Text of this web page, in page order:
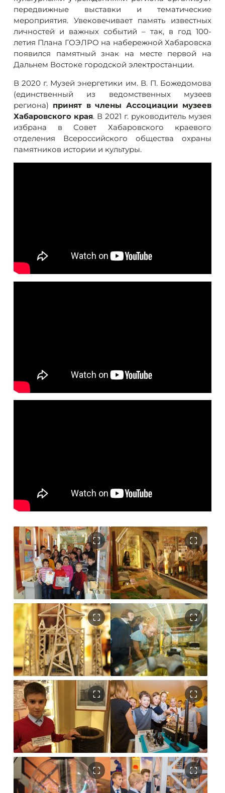
передвижные выставки и тематические
мероприятия. Увековечивает память известных
личностей и важных событий – так, в год 100-
летия Плана ГОЭЛРО на набережной Хабаровска
появился памятный знак на месте первой на
Дальнем Востоке городской электростанции.
В 2020 г. Музей энергетики им. В. П. Божедомова
(единственный из ведомственных музеев
региона) принят в члены Ассоциации музеев
Хабаровского края. В 2021 г. руководитель музея
избрана в Совет Хабаровского краевого
отделения Всероссийского общества охраны
памятников истории и культуры.